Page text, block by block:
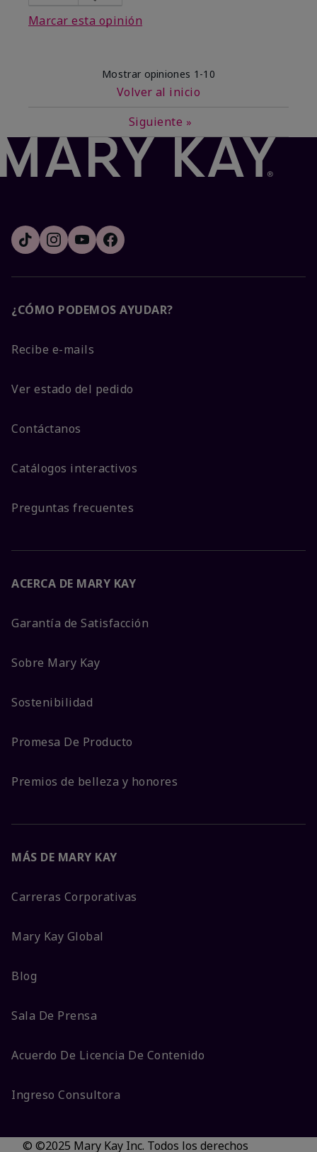
Marcar esta opinión
Mostrar opiniones 1-10
Volver al inicio
Siguiente »
¿CÓMO PODEMOS AYUDAR?
Recibe e-mails
Ver estado del pedido
Contáctanos
Catálogos interactivos
Preguntas frecuentes
ACERCA DE MARY KAY
Garantía de Satisfacción
Sobre Mary Kay
Sostenibilidad
Promesa De Producto
Premios de belleza y honores
MÁS DE MARY KAY
Carreras Corporativas
Mary Kay Global
Blog
Sala De Prensa
Acuerdo De Licencia De Contenido
Ingreso Consultora
© ©2025 Mary Kay Inc. Todos los derechos